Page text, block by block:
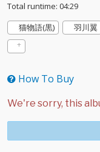
Total runtime: 04:29
猫物語(黒)
羽川翼
How To Buy